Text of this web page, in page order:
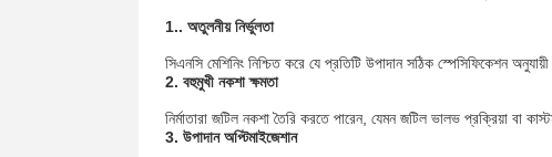
1.. অতুলনীয় নির্ভুলতা
সিএনসি মেশিনিং নিশ্চিত করে যে প্রতিটি উপাদান সঠিক স্পেসিফিকেশন
2. বহুমুখী নকশা ক্ষমতা
নির্মাতারা জটিল নকশা তৈরি করতে পারেন, যেমন জটিল ভালভ প্রক্রিয়া বা
3. উপাদান অপ্টিমাইজেশান